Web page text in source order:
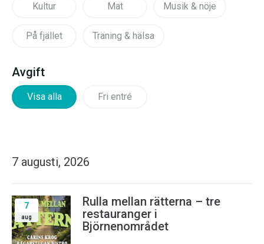
Kultur Mat Musik & nöje
På fjället Träning & hälsa
Avgift
Visa alla Fri entré
7 augusti, 2026
7
aug
Rulla mellan rätterna – tre
restauranger i
Björnenområdet